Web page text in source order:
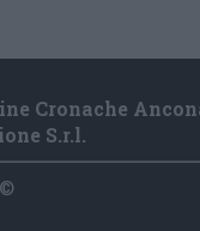
Cronache
S.r.l.